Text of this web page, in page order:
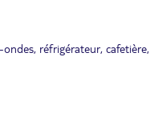
réfrigérateur, cafetière,